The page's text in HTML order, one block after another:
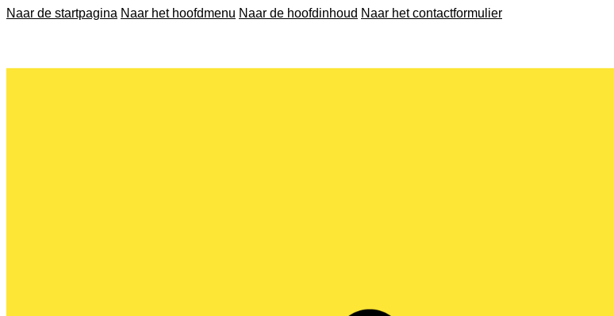
Naar de startpagina Naar het hoofdmenu Naar de hoofdinhoud Naar het contactformulier